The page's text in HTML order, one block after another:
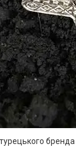
турецького